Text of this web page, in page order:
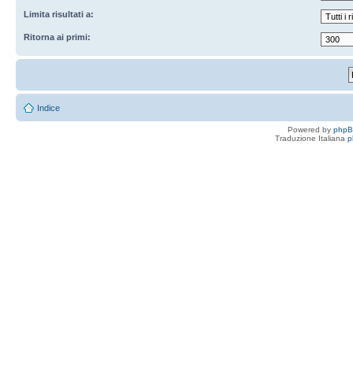
Limita risultati a:
Ritorna ai primi:
Indice
Powered by
Traduzione Italiana